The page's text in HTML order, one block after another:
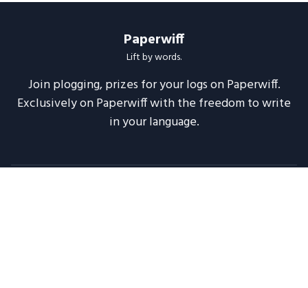
Paperwiff
Lift by words.
Join plogging, prizes for your logs on Paperwiff.
Exclusively on Paperwiff with the freedom to write
in your language.